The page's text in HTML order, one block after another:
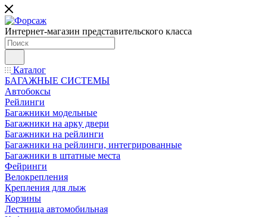
Интернет-магазин представительского класса
Каталог
БАГАЖНЫЕ СИСТЕМЫ
Автобоксы
Рейлинги
Багажники модельные
Багажники на арку двери
Багажники на рейлинги
Багажники на рейлинги, интегрированные
Багажники в штатные места
Фейринги
Велокрепления
Крепления для лыж
Корзины
Лестница автомобильная